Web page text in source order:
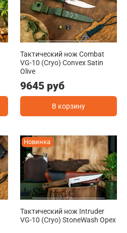
Тактический нож Combat
VG-10 (Cryo) Convex Satin
Olive
9645 руб
В корзину
Новинка
Тактический нож Intruder
VG-10 (Cryo) StoneWash Орех